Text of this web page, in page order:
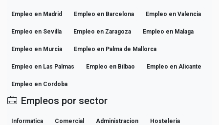
Empleo en Madrid Empleo en Barcelona Empleo en Valencia
Empleo en Sevilla Empleo en Zaragoza Empleo en Malaga
Empleo en Murcia Empleo en Palma de Mallorca
Empleo en Las Palmas Empleo en Bilbao Empleo en Alicante
Empleo en Cordoba
Empleos por sector
Informatica Comercial Administracion Hosteleria